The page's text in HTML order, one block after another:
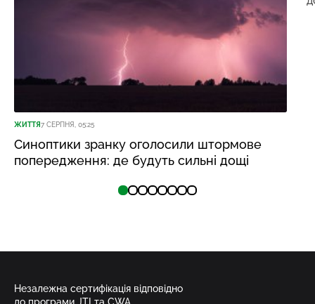
ЖИТТЯ7 СЕРПНЯ, 05:25
Синоптики зранку оголосили штормове
попередження: де будуть сильні дощі
Незалежна сертифікація відповідно